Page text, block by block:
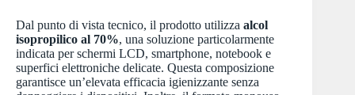
Dal punto di vista tecnico, il prodotto utilizza alcol
isopropilico al 70%, una soluzione particolarmente
indicata per schermi LCD, smartphone, notebook e
superfici elettroniche delicate. Questa composizione
garantisce un’elevata efficacia igienizzante senza